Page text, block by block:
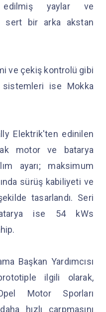
yaylar ve
sert bir arka akstan
ve çekiş kontrolü gibi
ise Mokka
Elektrik'ten edinilen
motor ve batarya
ayarı; maksimum
sürüş kabiliyeti ve
tasarlandı. Seri
ise 54 kWs
Başkan Yardımcısı
ilgili olarak,
Motor Sporları
hızlı çarpmasını